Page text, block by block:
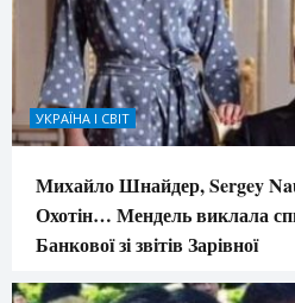
УКРАЇНА І СВІТ
Михайло Шнайдер, Sergey
Охотін… Мендель виклала
Банкової зі звітів Зарівної